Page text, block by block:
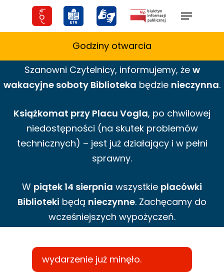
Menu
Godziny otwarcia
Szanowni Czytelnicy, informujemy, że w
wakacyjne soboty Biblioteka będzie nieczynna.
Książkomat przy Placu Vogla, po chwilowej
niedostępności (na skutek problemów
technicznych) – jest już działający i w pełni
sprawny.
W piątek 14 sierpnia wszystkie placówki
Biblioteki będą nieczynne. Zachęcamy do
wcześniejszych wypożyczeń.
wydarzenie już minęło.